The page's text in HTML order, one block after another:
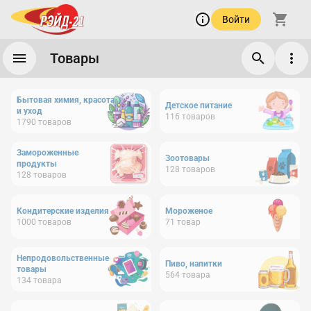
Войти
Товары
Бытовая химия, красота
и уход
1790 товаров
Детское питание
116 товаров
Замороженные
продукты
128 товаров
Зоотовары
128 товаров
Кондитерские изделия
1000 товаров
Мороженое
71 товар
Непродовольственные
товары
134 товара
Пиво, напитки
564 товара